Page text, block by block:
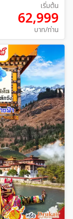
เริ่มต้น
62,999
บาท/ท่าน